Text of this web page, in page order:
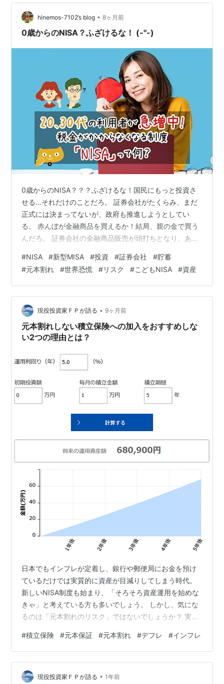
人向け国債の中で、おすすめはどれ？ 個人向け国債のお
すすめの買い方とは？ １．国債とは？ ２．個人向け国債
とは？ ３．個人向け国債の種類 １…
hinemos-7102’s blog • 8ヶ月前
0歳からのNISA？ふざけるな！ (-"-)
0歳からのNISA？？？ふざけるな！国民にもっと投資さ
せる…それだけのことだろ。 証券会社がたくらみ、まだ
正式には決まってないが、政府も推進しようとしてい
る。 赤んぼが金融商品を買えるか！結局、親の金で買う
んだろ。 証券会社の金融商品販売が頭打ちとなり、あの
民が、そう簡単に何十万円・何百万円もの金をポンと出
せるか。 将来の不安で貯蓄している大切な金を、投資の
方に注ぎ込むようにさせる目論見だ。 「こどもNISA」
は、政府が子育て世帯の資産形成を後押しする狙いがあ
るという。 そんなこと信じられるか？NISAであっても結
局株への投資だ。元本割れもあ…
#NISA #新型MISA #投資 #証券会社 #貯蓄
#元本割れ #世界恐慌 #リスク #こどもNISA #資産
現役投資家ＦＰが語る • 9ヶ月前
元本割れしない積立保険への加入をおすすめしな
い2つの理由とは？
日本でもインフレが定着し、銀行や郵便局にお金を預け
ているだけでは実質的に資産が目減りしてしまう時代。
新しいNISA制度も始まり、「そろそろ資産運用を始めな
きゃ」と考えている方も多いでしょう。 しかし、気にな
るのは「元本割れのリスク」ではないでしょうか？ 実
されています。 「元本保証で少しでも増えるのであれ
ば、いい商品なのでは？」と感じるかもしれません。 し
かし、おすすめできる商品ではありません。 そこで今回
の記事では、元本割れしない積立保険をおすすめしない2
#積立保険 #元本保証 #元本割れ #デフレ #インフレ
現役投資家ＦＰが語る • 1年前